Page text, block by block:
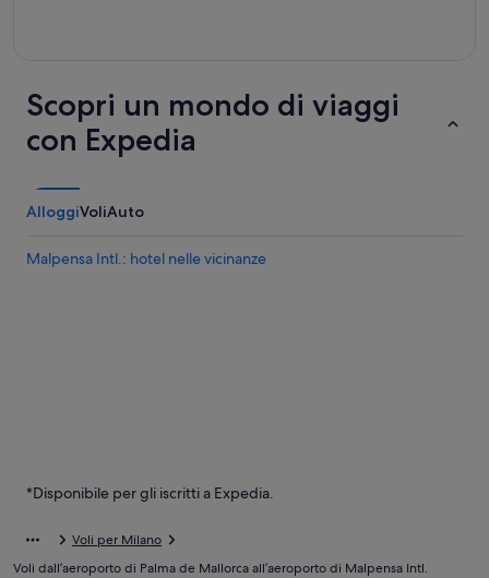
Scopri un mondo di viaggi
con Expedia
AlloggiVoliAuto
Malpensa Intl.: hotel nelle vicinanze
*Disponibile per gli iscritti a Expedia.
Voli per Milano
Voli dall’aeroporto di Palma de Mallorca all’aeroporto di Malpensa Intl.